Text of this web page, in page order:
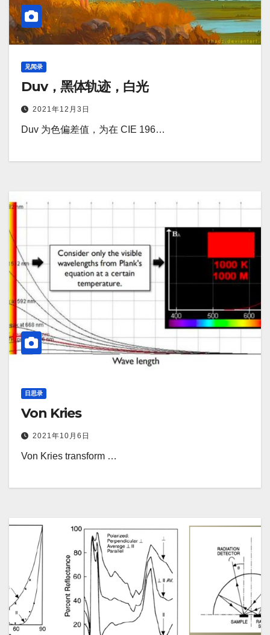
见闻录
Duv，黑体轨迹，白光
2021年12月3日
Duv 为色偏差值，为在 CIE 196…
日思录
Von Kries
2021年10月6日
Von Kries transform …